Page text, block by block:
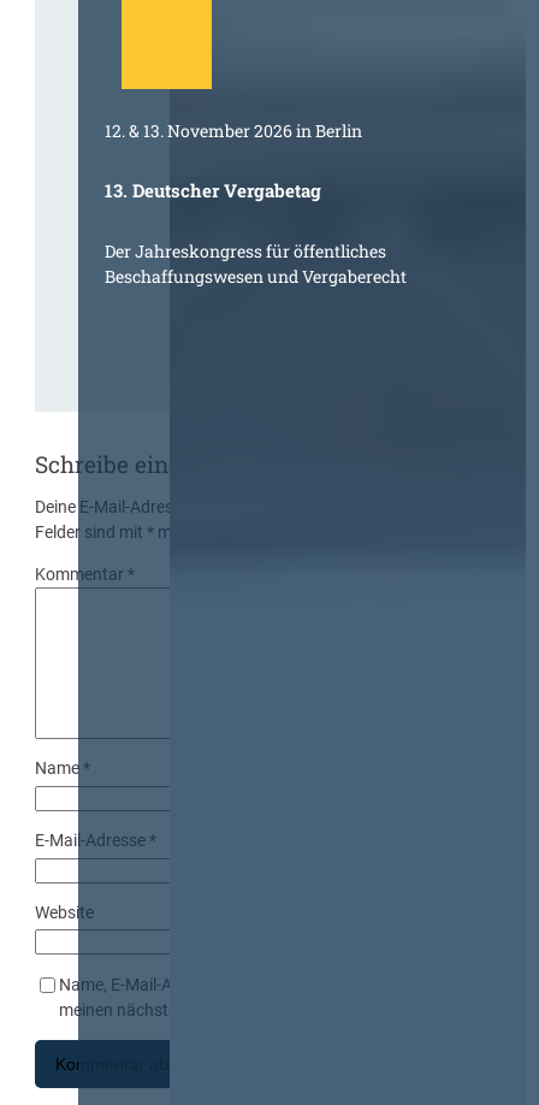
12. & 13. November 2026 in Berlin
13. Deutscher Vergabetag
Der Jahreskongress für öffentliches
Beschaffungswesen und Vergaberecht
Schreibe einen Kommentar
Deine E-Mail-Adresse wird nicht veröffentlicht.
Felder sind mit* markiert
Kommentar*
Name*
E-Mail-Adresse*
Website
Name, E-Mail-Adresse und Website in diesem Browser für
meinen nächsten Kommentar speichern.